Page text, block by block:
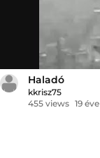
Haladó
kkrisz75
455 views 19 éve